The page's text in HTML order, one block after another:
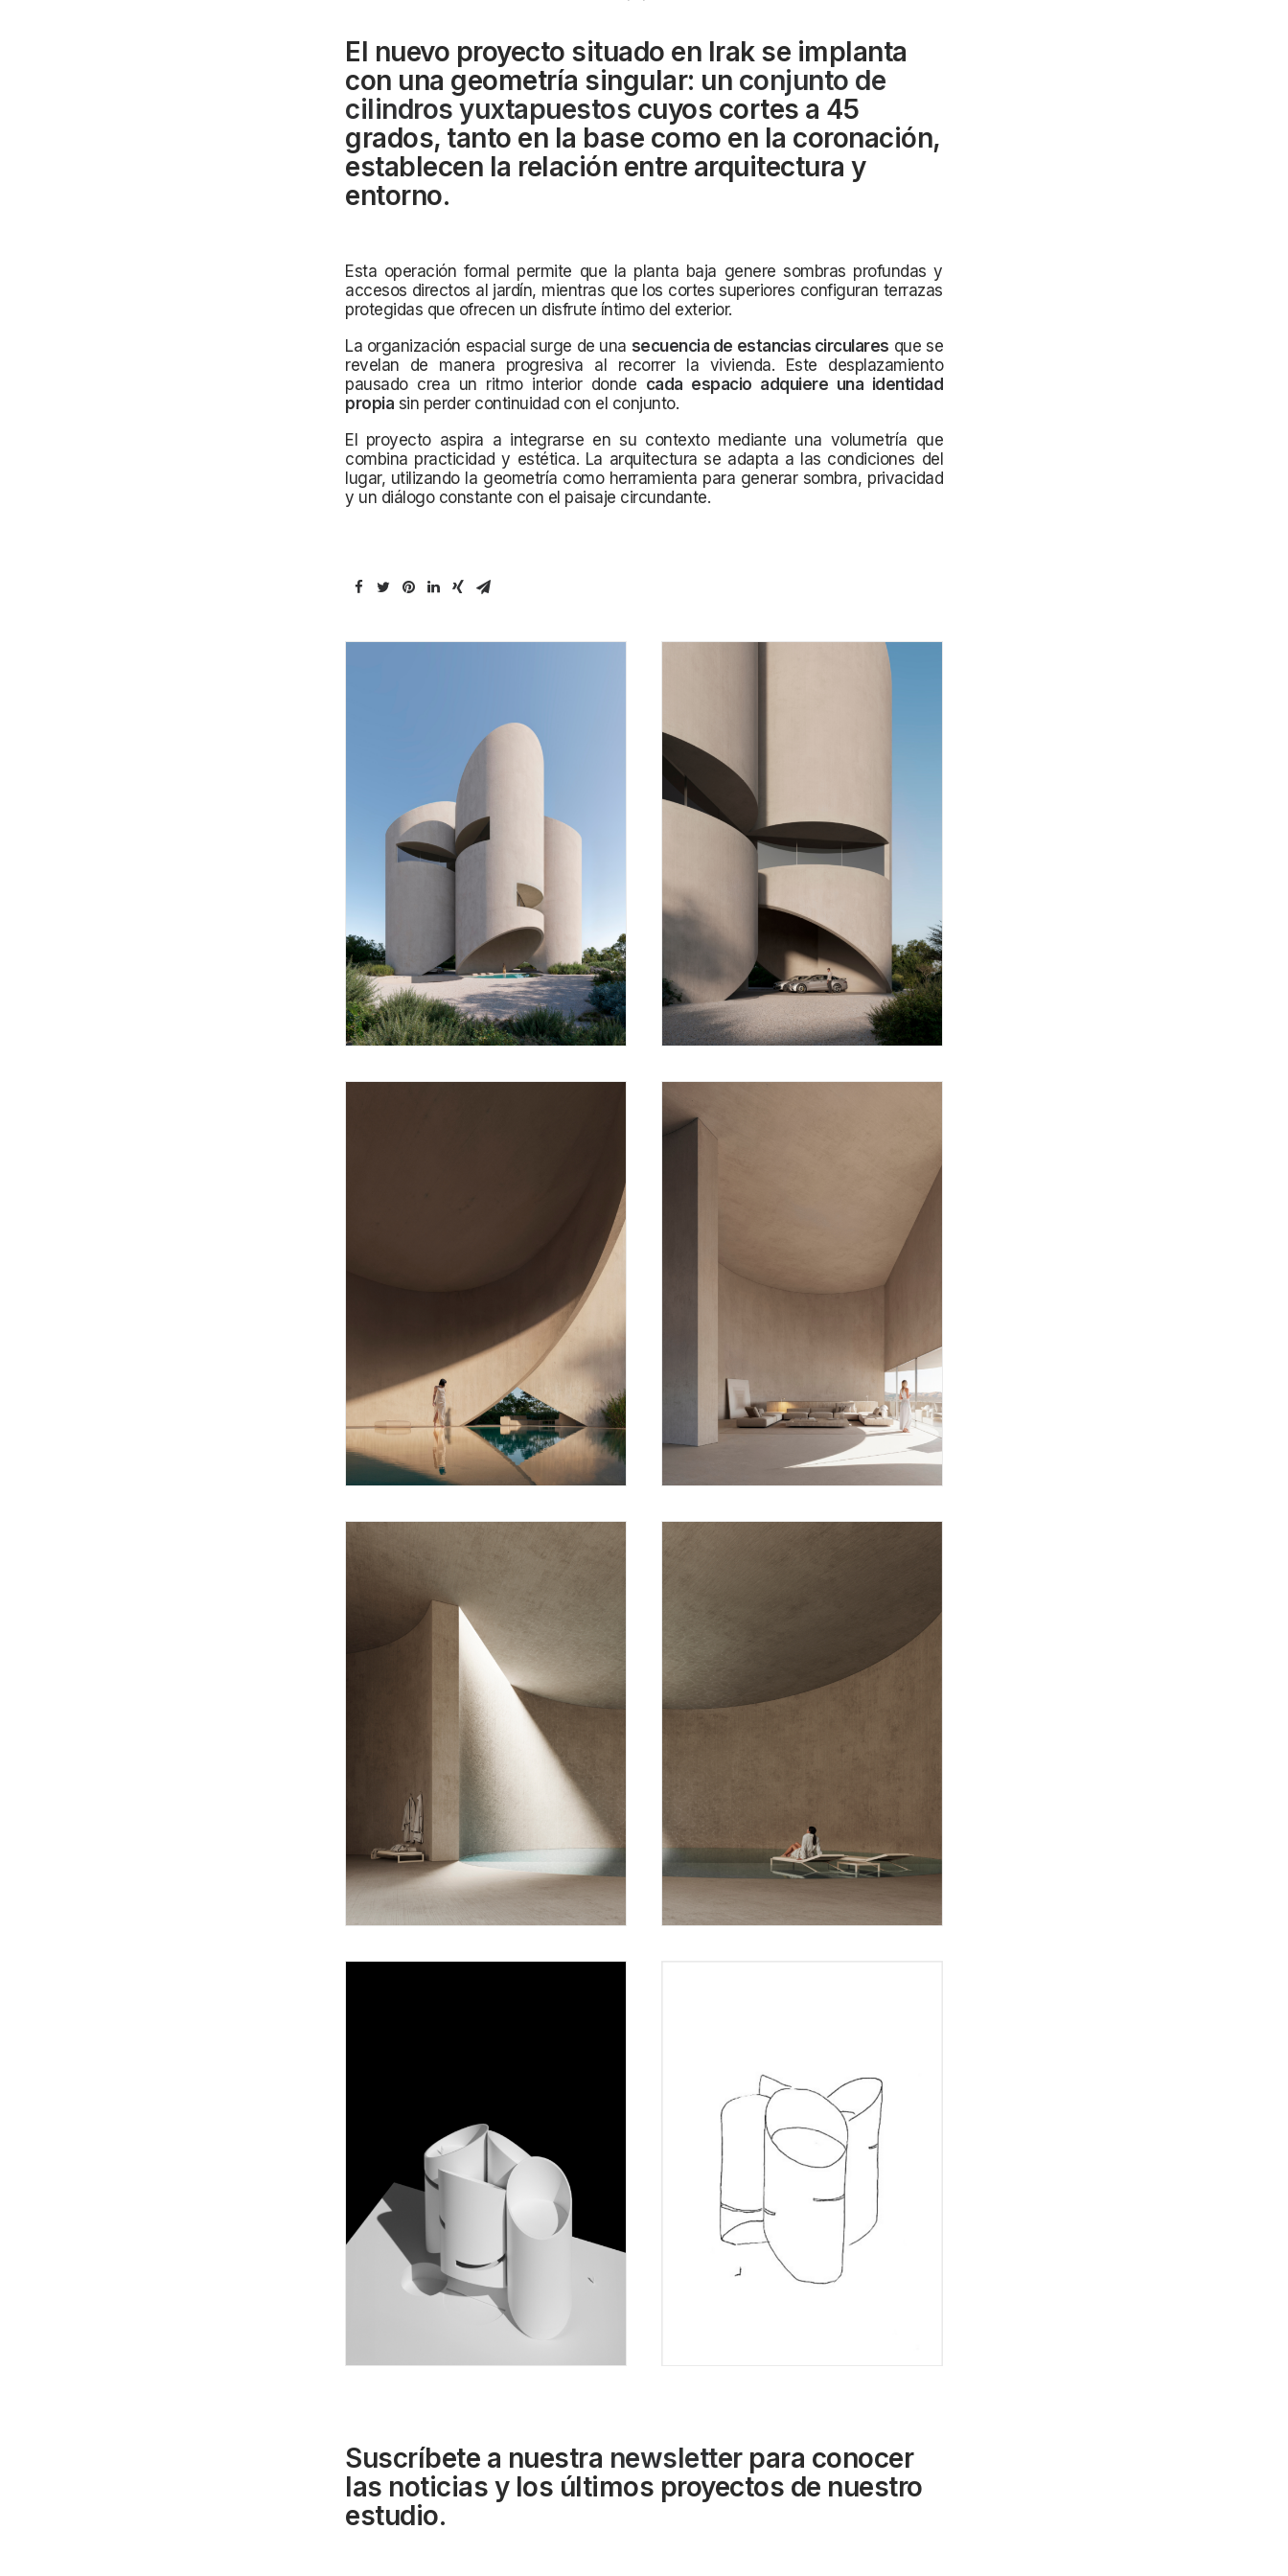
El nuevo proyecto situado en Irak se implanta
con una geometría singular: un conjunto de
cilindros yuxtapuestos cuyos cortes a 45
grados, tanto en la base como en la coronación,
establecen la relación entre arquitectura y
entorno.
Esta operación formal permite que la planta baja genere sombras profundas y
accesos directos al jardín, mientras que los cortes superiores configuran terrazas
protegidas que ofrecen un disfrute íntimo del exterior.
La organización espacial surge de una secuencia de estancias circulares que se
revelan de manera progresiva al recorrer la vivienda. Este desplazamiento
pausado crea un ritmo interior donde cada espacio adquiere una identidad
propia sin perder continuidad con el conjunto.
El proyecto aspira a integrarse en su contexto mediante una volumetría que
combina practicidad y estética. La arquitectura se adapta a las condiciones del
lugar, utilizando la geometría como herramienta para generar sombra, privacidad
y un diálogo constante con el paisaje circundante.
Suscríbete a nuestra newsletterpara conocer
las noticias y los últimos proyectos de nuestro
estudio.